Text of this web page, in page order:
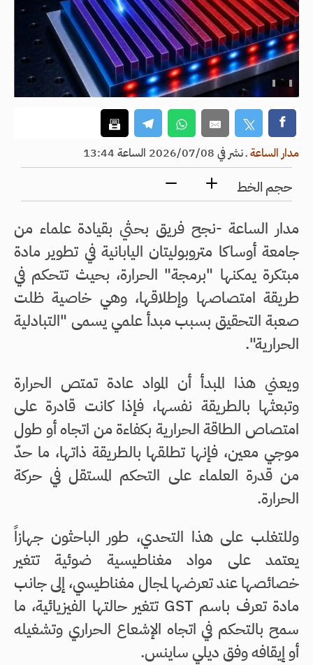
مدار الساعةـنشر في 2026/07/08 الساعة 13:44
حجم الخط
مدار الساعة -نجح فريق بحثي بقيادة علماء من
جامعة أوساكا متروبوليتان اليابانية في تطوير مادة
مبتكرة يمكنها "برمجة" الحرارة، بحيث تتحكم في
طريقة امتصاصها وإطلاقها، وهي خاصية ظلت
صعبة التحقيق بسبب مبدأ علمي يسمى "التبادلية
الحرارية".
ويعني هذا المبدأ أن المواد عادة تمتص الحرارة
وتبعثها بالطريقة نفسها، فإذا كانت قادرة على
امتصاص الطاقة الحرارية بكفاءة من اتجاه أو طول
موجي معين، فإنها تطلقها بالطريقة ذاتها، ما حدّ
من قدرة العلماء على التحكم المستقل في حركة
الحرارة.
وللتغلب على هذا التحدي، طور الباحثون جهازاً
يعتمد على مواد مغناطيسية ضوئية تتغير
خصائصها عند تعرضها لمجال مغناطيسي، إلى جانب
مادة تعرف باسم GST تتغير حالتها الفيزيائية، ما
سمح بالتحكم في اتجاه الإشعاع الحراري وتشغيله
أو إيقافه وفق ديلي ساينس.